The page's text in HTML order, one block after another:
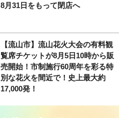
8月31日をもって閉店へ
【流山市】流山花火大会の有料観
覧席チケットが8月5日10時から販
売開始！市制施行60周年を彩る特
別な花火を間近で！史上最大約
17,000発！